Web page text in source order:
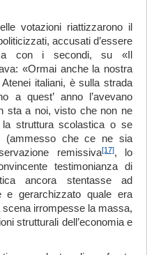
votazioni riattizzarono il
accusati d’essere
con i secondi, su «Il
«Ormai anche la nostra
italiani, è sulla strada
a quest’ anno l’avevano
sta a noi, visto che non ne
struttura scolastica o se
(ammesso che ce ne sia
remissiva[17], lo
testimonianza di
ancora stentasse ad
e gerarchizzato quale era
scena irrompesse la massa,
strutturali dell’economia e